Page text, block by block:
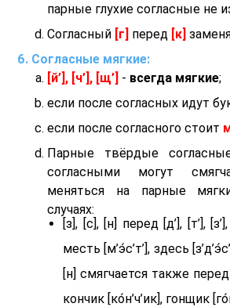
парные глухие согласные не
Согласный [г] перед [к]
Согласные мягкие:
[й’], [ч’], [щ’] - всегда мягкие;
если после согласных идут
если после согласного стоит
Парные твёрдые
согласными могут
меняться на парные
случаях:
[з], [с], [н] перед [д’], [т’],
месть [м’э́с’т’], здесь
[н] смягчается также перед
кончик [ко́н’ч’ик], гонщик